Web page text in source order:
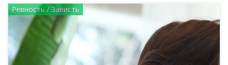
Ревность / Зависть